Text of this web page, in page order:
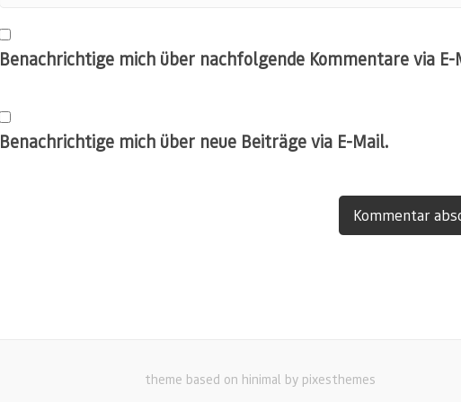
Benachrichtige mich über nachfolgende Kommentare via E-
Benachrichtige mich über neue Beiträge via E-Mail.
theme based on hinimal by pixesthemes